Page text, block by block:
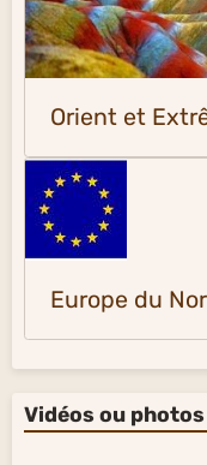
Orient et
Europe du
Vidéos ou